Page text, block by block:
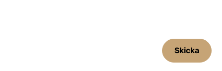
Skicka